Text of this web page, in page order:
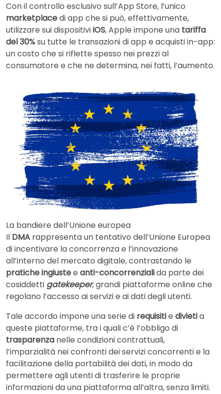
Con il controllo esclusivo sull’App Store, l’unico
marketplacedi app che si può, effettivamente,
utilizzare sui dispositiviiOS, Apple impone una tariffa
del 30%su tutte le transazioni di app e acquisti in-app:
un costo che si riflette spesso nei prezzi al
consumatore e che ne determina, nei fatti, l’aumento.
La bandiere dell’Unione europea
Il DMA rappresenta un tentativo dell’Unione Europea
di incentivare la concorrenza e l’innovazione
all’interno del mercato digitale, contrastando le
pratiche ingiustee anti-concorrenzialida parte dei
cosiddetti gatekeeper, grandi piattaforme online che
regolano l’accesso ai servizi e ai dati degli utenti.
Tale accordo impone una serie di requisitie divietia
queste piattaforme, tra i quali c’è l’obbligo di
trasparenza nelle condizioni contrattuali,
l’imparzialità nei confronti dei servizi concorrenti e la
facilitazione della portabilità dei dati, in modo da
permettere agli utenti di trasferire le proprie
informazioni da una piattaforma all’altra, senza limiti.